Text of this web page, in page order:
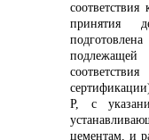
соответствия
принятия
подлежащей
Р, с
цементам, и